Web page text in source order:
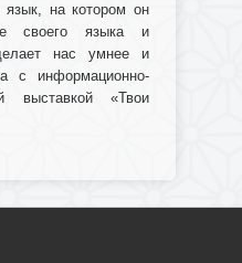
язык, на котором он
своего языка и
нас умнее и
с информационно-
выставкой «Твои